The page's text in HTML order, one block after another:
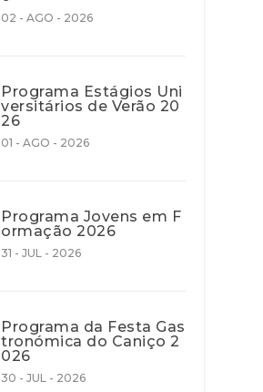
02 - AGO - 2026
Programa Estágios Uni
versitários de Verão 20
26
01 - AGO - 2026
Programa Jovens em F
ormação 2026
31 - JUL - 2026
Programa da Festa Gas
tronómica do Caniço 2
026
30 - JUL - 2026